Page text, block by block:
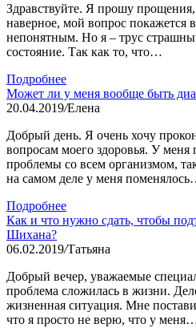
Здравствуйте. Я прошу
наверное, мой вопрос покажется
непонятным. Но я – трус
состояние. Так как то, что…
Подробнее
Может ли у меня вообще быть
20.04.2019/Елена
Добрый день. Я очень хочу
вопросам моего здоровья. У меня
проблемы со всем организмом,
на самом деле у меня
Подробнее
Как и что нужно сдать, чтобы
Шихана?
06.02.2019/Татьяна
Добрый вечер, уважаемые
проблема сложилась в жизни.
жизненная ситуация. Мне
что я просто не верю, что у